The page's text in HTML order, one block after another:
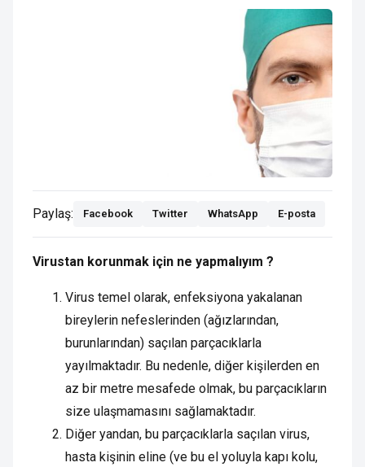
Paylaş: Facebook Twitter WhatsApp E-posta
Virustan korunmak için ne yapmalıyım ?
Virus temel olarak, enfeksiyona yakalanan
bireylerin nefeslerinden (ağızlarından,
burunlarından) saçılan parçacıklarla
yayılmaktadır. Bu nedenle, diğer kişilerden en
az bir metre mesafede olmak, bu parçacıkların
size ulaşmamasını sağlamaktadır.
Diğer yandan, bu parçacıklarla saçılan virus,
hasta kişinin eline (ve bu el yoluyla kapı kolu,